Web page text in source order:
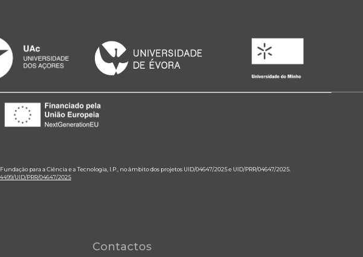
para a Ciência e a Tecnologia, I.P., no âmbito dos projetos UID/04647/2025 e UID/PRR/04647/2025.
UID/PRR/04647/2025
Contactos